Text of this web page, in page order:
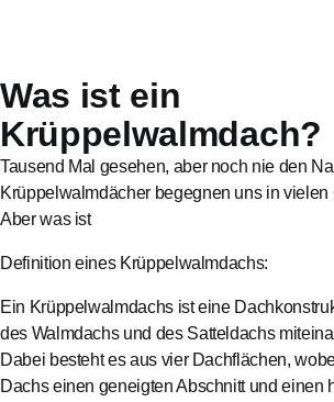
Was ist ein
Krüppelwalmdach?
Tausend Mal gesehen, aber noch nie den
Krüppelwalmdächer begegnen uns in vielen
Aber was ist
Definition eines Krüppelwalmdachs:
Ein Krüppelwalmdachs ist eine
des Walmdachs und des Satteldachs
Dabei besteht es aus vier Dachflächen,
Dachs einen geneigten Abschnitt und einen